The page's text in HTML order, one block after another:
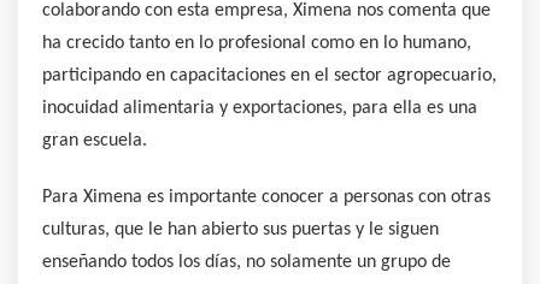
colaborando con esta empresa, Ximena nos comenta que
ha crecido tanto en lo profesional como en lo humano,
participando en capacitaciones en el sector agropecuario,
inocuidad alimentaria y exportaciones, para ella es una
gran escuela.
Para Ximena es importante conocer a personas con otras
culturas, que le han abierto sus puertas y le siguen
enseñando todos los días, no solamente un grupo de